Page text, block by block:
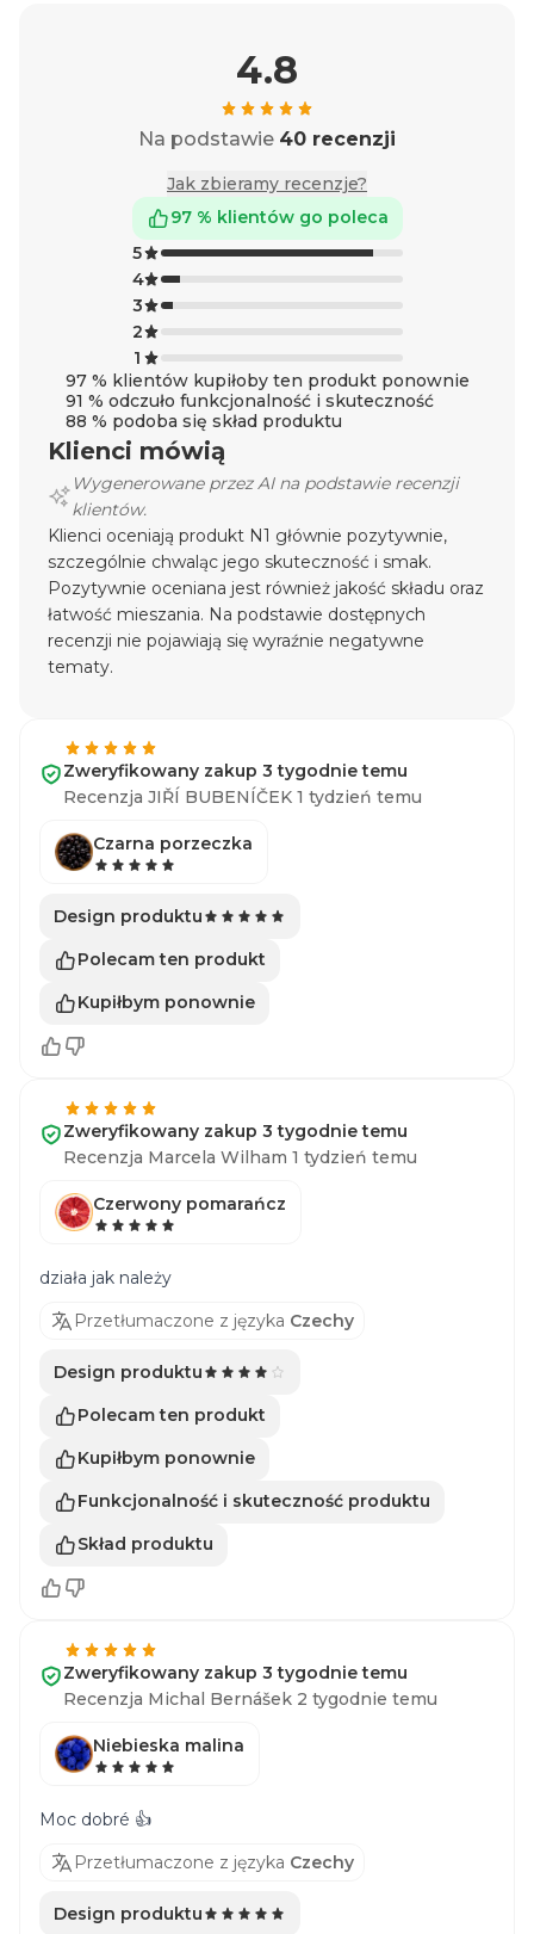
4.8
Na podstawie 40 recenzji
Jak zbieramy recenzje?
97 % klientów go poleca
5
4
3
2
1
97 % klientów kupiłoby ten produkt ponownie
91 % odczuło funkcjonalność i skuteczność
88 % podoba się skład produktu
Klienci mówią
Wygenerowane przez AI na podstawie recenzji
klientów.
Klienci oceniają produkt N1 głównie pozytywnie,
szczególnie chwaląc jego skuteczność i smak.
Pozytywnie oceniana jest również jakość składu oraz
łatwość mieszania. Na podstawie dostępnych
recenzji nie pojawiają się wyraźnie negatywne
tematy.
Zweryfikowany zakup 3 tygodnie temu
Recenzja JIŘÍ BUBENÍČEK 1 tydzień temu
Czarna porzeczka
Design produktu
Polecam ten produkt
Kupiłbym ponownie
Zweryfikowany zakup 3 tygodnie temu
Recenzja Marcela Wilham 1 tydzień temu
Czerwony pomarańcz
działa jak należy
Przetłumaczone z języka Czechy
Design produktu
Polecam ten produkt
Kupiłbym ponownie
Funkcjonalność i skuteczność produktu
Skład produktu
Zweryfikowany zakup 3 tygodnie temu
Recenzja Michal Bernášek 2 tygodnie temu
Niebieska malina
Moc dobré 👍
Przetłumaczone z języka Czechy
Design produktu